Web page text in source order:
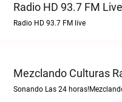
Radio HD 93.7 FM Live
Radio HD 93.7 FM live
Mezclando Culturas